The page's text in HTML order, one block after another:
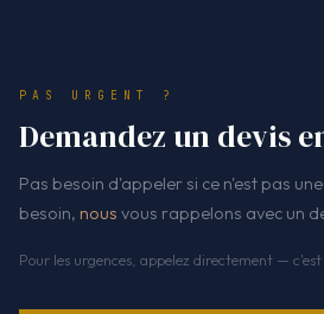
PAS URGENT ?
Demandez un devis
Pas besoin d'appeler si ce n'est pas
besoin, nous vous rappelons avec un
Pour les urgences, appelez directement — c'est